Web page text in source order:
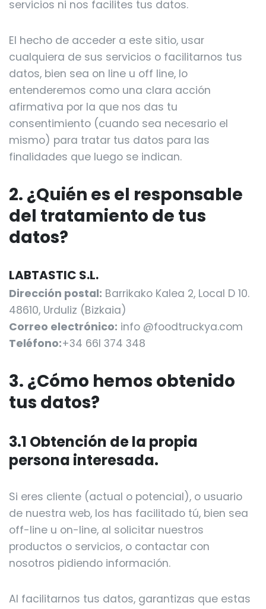
servicios ni nos facilites tus datos.
El hecho de acceder a este sitio, usar
cualquiera de sus servicios o facilitarnos tus
datos, bien sea on line u off line, lo
entenderemos como una clara acción
afirmativa por la que nos das tu
consentimiento (cuando sea necesario el
mismo) para tratar tus datos para las
finalidades que luego se indican.
2. ¿Quién es el responsable
del tratamiento de tus
datos?
LABTASTIC S.L.
Dirección postal: Barrikako Kalea 2, Local D 10.
48610, Urduliz (Bizkaia)
Correo electrónico: info @foodtruckya.com
Teléfono:+34 66l 374 348
3. ¿Cómo hemos obtenido
tus datos?
3.1 Obtención de la propia
persona interesada.
Si eres cliente (actual o potencial), o usuario
de nuestra web, los has facilitado tú, bien sea
off-line u on-line, al solicitar nuestros
productos o servicios, o contactar con
nosotros pidiendo información.
Al facilitarnos tus datos, garantizas que estas